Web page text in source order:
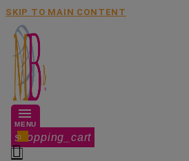
SKIP TO MAIN CONTENT
MENU
shopping_cart
0
